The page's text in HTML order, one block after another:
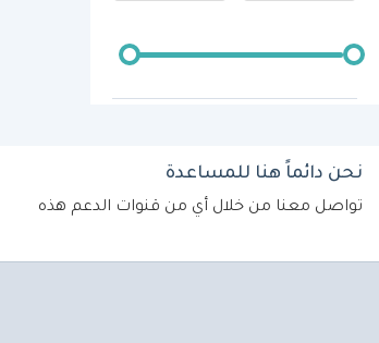
نحن دائماً هنا للمساعدة
تواصل معنا من خلال أي من قنوات الدعم هذه